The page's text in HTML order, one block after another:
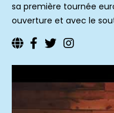
sa première tournée
ouverture et avec le